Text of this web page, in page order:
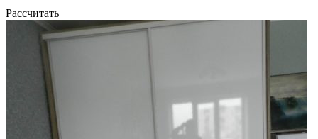
Рассчитать